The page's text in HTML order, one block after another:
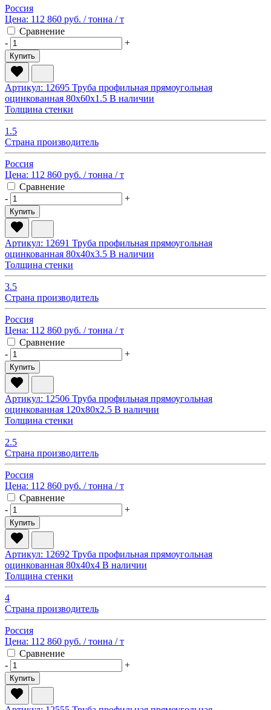
Россия
Цена: 112 860 руб. / тонна / т
Сравнение
-
+
Купить
Артикул: 12695 Труба профильная прямоугольная
оцинкованная 80х60х1.5 В наличии
Толщина стенки
1.5
Страна производитель
Россия
Цена: 112 860 руб. / тонна / т
Сравнение
-
+
Купить
Артикул: 12691 Труба профильная прямоугольная
оцинкованная 80х40х3.5 В наличии
Толщина стенки
3.5
Страна производитель
Россия
Цена: 112 860 руб. / тонна / т
Сравнение
-
+
Купить
Артикул: 12506 Труба профильная прямоугольная
оцинкованная 120х80х2.5 В наличии
Толщина стенки
2.5
Страна производитель
Россия
Цена: 112 860 руб. / тонна / т
Сравнение
-
+
Купить
Артикул: 12692 Труба профильная прямоугольная
оцинкованная 80х40х4 В наличии
Толщина стенки
4
Страна производитель
Россия
Цена: 112 860 руб. / тонна / т
Сравнение
-
+
Купить